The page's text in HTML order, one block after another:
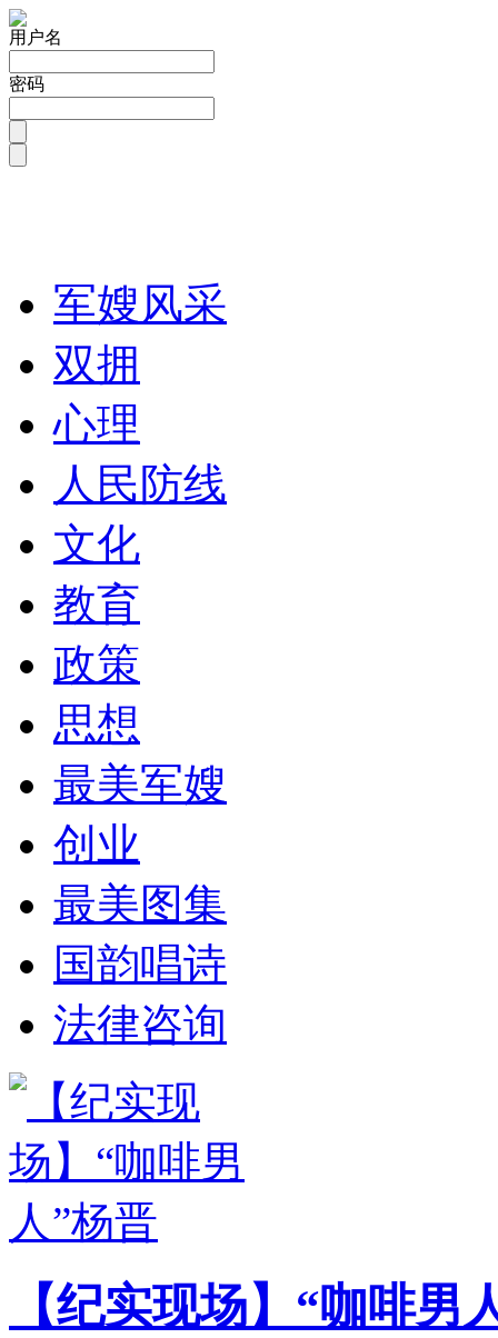
用户名
密码
军嫂风采
双拥
心理
人民防线
文化
教育
政策
思想
最美军嫂
创业
最美图集
国韵唱诗
法律咨询
【纪实现场】“咖啡男